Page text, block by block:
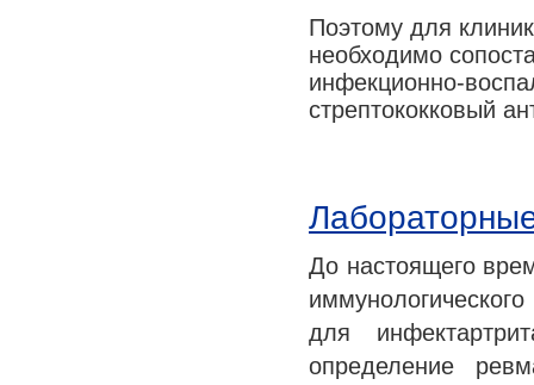
Поэтому для
необходимо
инфекционно-
стрептококковый
До настоящего
для
определение